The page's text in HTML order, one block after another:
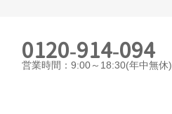
0120-914-094
営業時間：9:00～18:30(年中無休)